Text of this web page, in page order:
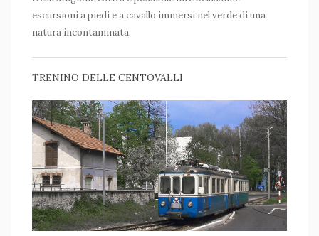
escursioni a piedi e a cavallo immersi nel verde di una
natura incontaminata.
TRENINO DELLE CENTOVALLI